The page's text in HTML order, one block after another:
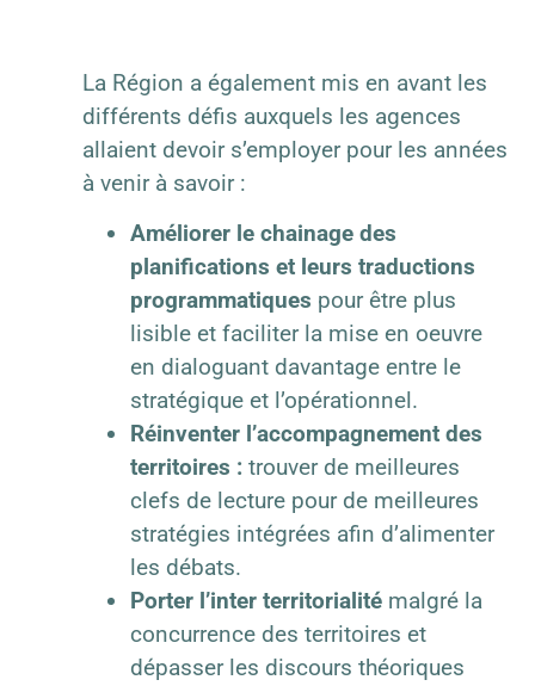
La Région a également mis en avant les
différents défis auxquels les agences
allaient devoir s’employer pour les années
à venir à savoir :
Améliorer le chainage des
planifications et leurs traductions
programmatiques pour être plus
lisible et faciliter la mise en oeuvre
en dialoguant davantage entre le
stratégique et l’opérationnel.
Réinventer l’accompagnement des
territoires : trouver de meilleures
clefs de lecture pour de meilleures
stratégies intégrées afin d’alimenter
les débats.
Porter l’inter territorialité malgré la
concurrence des territoires et
dépasser les discours théoriques